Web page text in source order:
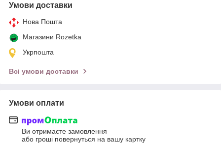
Умови доставки
Нова Пошта
Магазини Rozetka
Укрпошта
Всі умови доставки
Умови оплати
Ви отримаєте замовлення
або гроші повернуться на вашу картку